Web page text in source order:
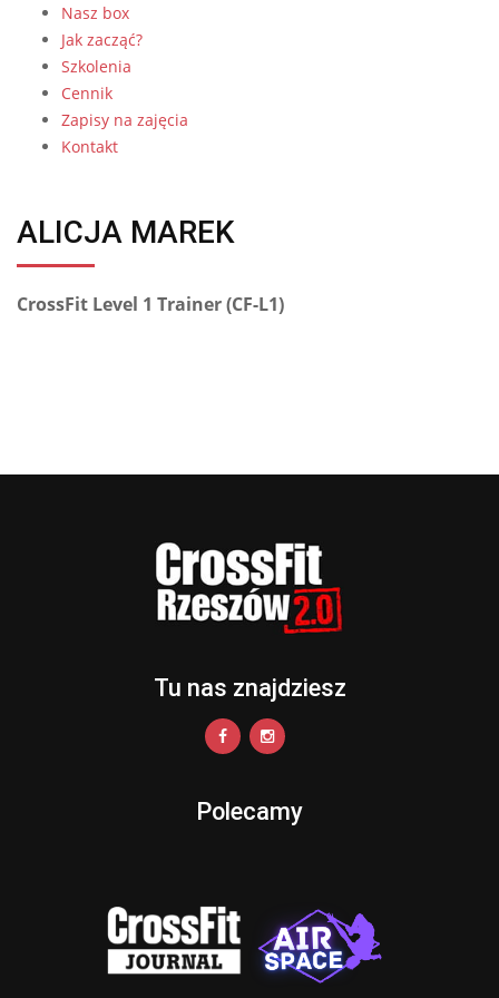
Nasz box
Jak zacząć?
Szkolenia
Cennik
Zapisy na zajęcia
Kontakt
ALICJA MAREK
CrossFit Level 1 Trainer (CF-L1)
Tu nas znajdziesz
Polecamy